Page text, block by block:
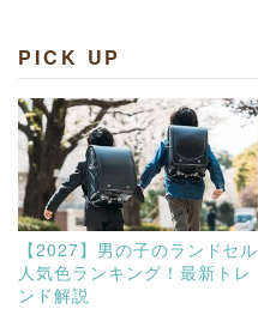
PICK UP
【2027】男の子のランドセル
人気色ランキング！最新トレ
ンド解説